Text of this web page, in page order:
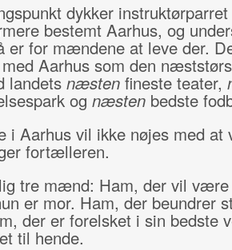
dykker
bestemt Aarhus, og
er for mændene at leve der.
Aarhus som den
landets næstenfineste teater,
og næstenbedste
i Aarhus vil ikke nøjes med
fortælleren.
tre mænd: Ham, der vil
er mor. Ham, der beundrer
der er forelsket i sin bedste
til hende.